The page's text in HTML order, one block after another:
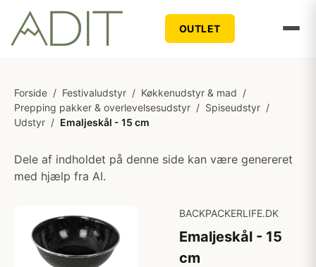
OUTLET
Forside / Festivaludstyr / Køkkenudstyr & mad /
Prepping pakker & overlevelsesudstyr / Spiseudstyr /
Udstyr / Emaljeskål - 15 cm
Dele af indholdet på denne side kan være genereret
med hjælp fra AI.
BACKPACKERLIFE.DK
Emaljeskål - 15
cm